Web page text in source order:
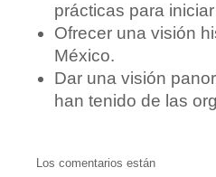
prácticas para
Ofrecer una visión
México.
Dar una visión
han tenido de las
Los comentarios están